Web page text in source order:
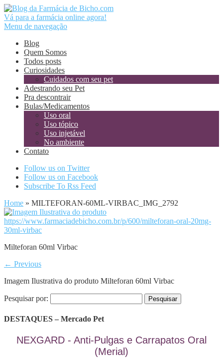
Vá para a farmácia online agora!
Menu de navegação
Blog
Quem Somos
Todos posts
Curiosidades
Cuidados com seu pet
Adestrando seu Pet
Pra descontrair
Bulas/Medicamentos
Uso oral
Uso tópico
Uso injetável
No ambiente
Contato
Follow us on Twitter
Follow us on Facebook
Subscribe To Rss Feed
Home » MILTEFORAN-60ML-VIRBAC_IMG_2792
Milteforan 60ml Virbac
← Previous
Imagem Ilustrativa do produto Milteforan 60ml Virbac
Pesquisar por:
DESTAQUES – Mercado Pet
NEXGARD - Anti-Pulgas e Carrapatos Oral
(Merial)